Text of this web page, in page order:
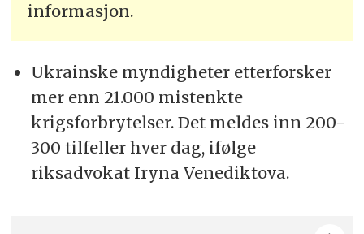
informasjon.
Ukrainske myndigheter etterforsker
mer enn 21.000 mistenkte
krigsforbrytelser. Det meldes inn 200-
300 tilfeller hver dag, ifølge
riksadvokat Iryna Venediktova.